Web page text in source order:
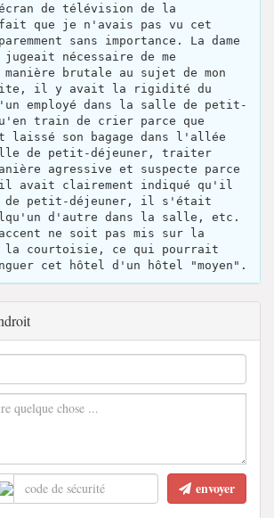
de télévision de la
que je n'avais pas vu cet
sans importance. La dame
nécessaire de me
manière brutale au sujet de mon
il y avait la rigidité du
employé dans la salle de petit-
train de crier parce que
laissé son bagage dans l'allée
de petit-déjeuner, traiter
agressive et suspecte parce
avait clairement indiqué qu'il
de petit-déjeuner, il s'était
d'autre dans la salle, etc.
ne soit pas mis sur la
la courtoisie, ce qui pourrait
cet hôtel d'un hôtel "moyen".
envoyer